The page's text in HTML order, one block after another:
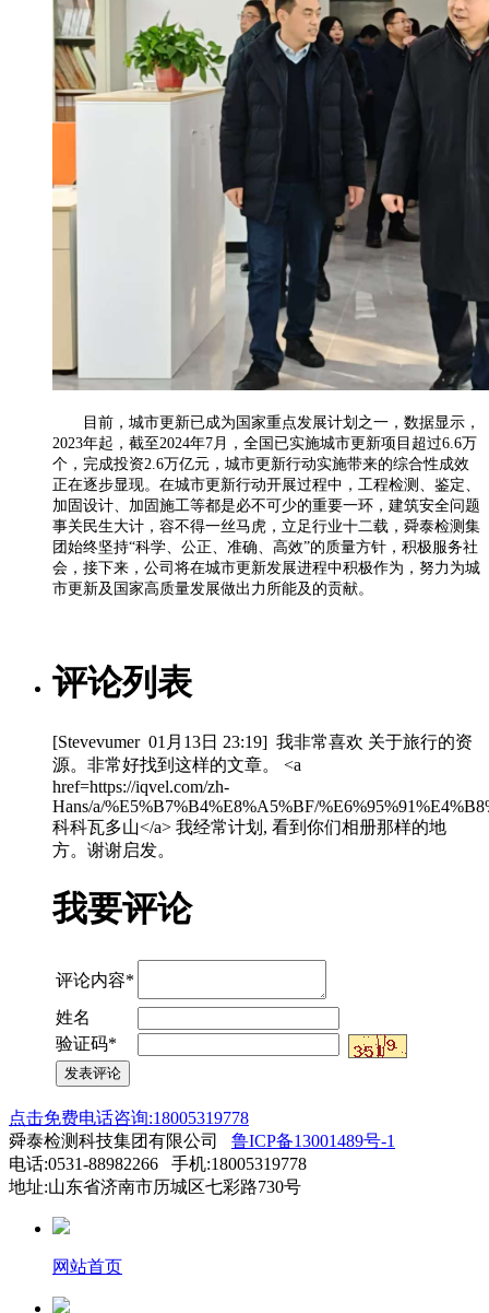
目前，城市更新已成为国家重点发展计划之一，数据显示，
2023年起，截至2024年7月，全国已实施城市更新项目超过6.6万
个，完成投资2.6万亿元，城市更新行动实施带来的综合性成效
正在逐步显现。在城市更新行动开展过程中，工程检测、鉴定、
加固设计、加固施工等都是必不可少的重要一环，建筑安全问题
事关民生大计，容不得一丝马虎，立足行业十二载，舜泰检测集
团始终坚持“科学、公正、准确、高效”的质量方针，积极服务社
会，接下来，公司将在城市更新发展进程中积极作为，努力为城
市更新及国家高质量发展做出力所能及的贡献。
评论列表
[Stevevumer 01月13日 23:19] 我非常喜欢 关于旅行的资
源。非常好找到这样的文章。 <a
href=https://iqvel.com/zh-
Hans/a/%E5%B7%B4%E8%A5%BF/
科科瓦多山</a> 我经常计划, 看到你们相册那样的地
方。谢谢启发。
我要评论
评论内容*
姓名
验证码*
点击免费电话咨询:18005319778
舜泰检测科技集团有限公司 鲁ICP备13001489号-1
电话:0531-88982266 手机:18005319778
地址:山东省济南市历城区七彩路730号
网站首页